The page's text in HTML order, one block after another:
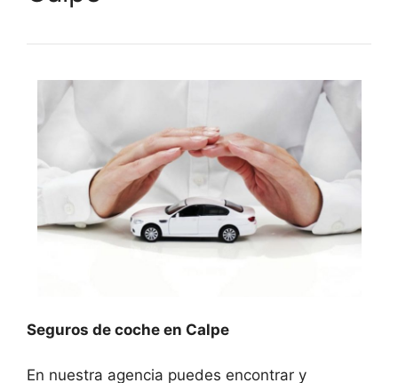
Seguros de coche en Calpe
En nuestra agencia puedes encontrar y